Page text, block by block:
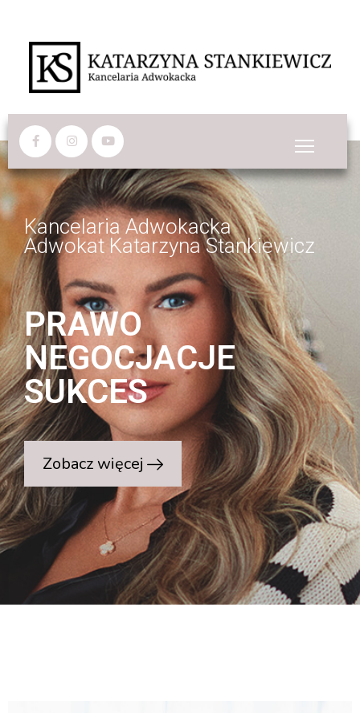
Kancelaria Adwokacka
Adwokat Katarzyna Stankiewicz
PRAWO
NEGOCJACJE
SUKCES
Zobacz więcej